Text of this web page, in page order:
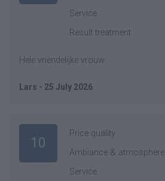
Service
Result treatment
Hele vriendelijke vrouw
Lars - 25 July 2026
10
Price quality
Ambiance & atmosphere
Service